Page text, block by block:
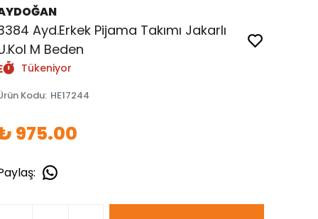
Ayd.Erkek Pijama Takımı Jakarlı
M Beden
Tükeniyor
Kodu: HE17244
975.00
: